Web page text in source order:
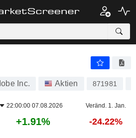
Inc. Aktien 871981
22:00:00 07.08.2026 Veränd. 1. Jan.
+1.91% -24.22%